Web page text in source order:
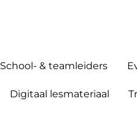
School- & teamleiders
Digitaal lesmateriaal